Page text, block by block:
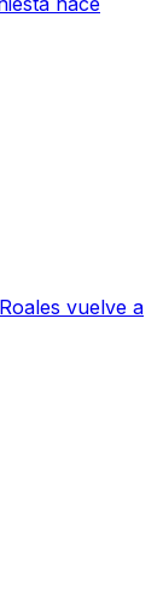
vuelve a